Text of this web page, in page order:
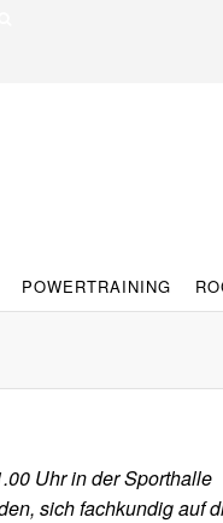
POWERTRAINING
Uhr in der Sporthalle
sich fachkundig auf